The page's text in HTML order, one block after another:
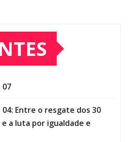
07
04: Entre o resgate dos 30
e a luta por igualdade e